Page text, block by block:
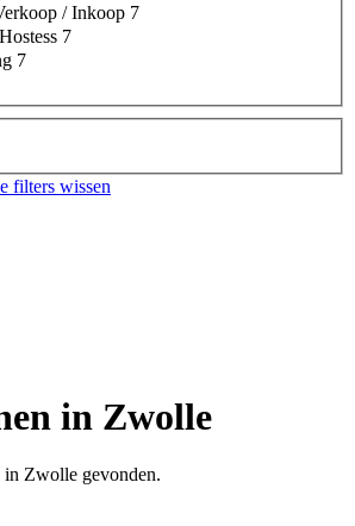
/ Inkoop 7
7
7
filters wissen
in Zwolle
Zwolle gevonden.